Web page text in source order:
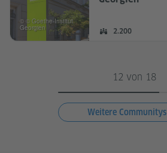
Mitglieder:
2.200
© © Goethe-Institut
Georgien
12 von 18
Weitere Communitys